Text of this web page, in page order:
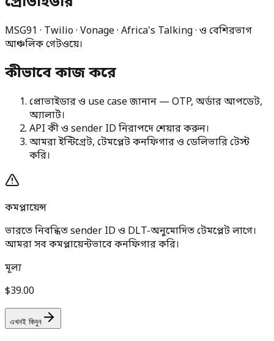
MSG91 · Twilio · Vonage · Africa's Talking · ও বেশিরভাগ
আঞ্চলিক গেটওয়ে।
কীভাবে কাজ করে
প্রোভাইডার ও use case জানান — OTP, অর্ডার আপডেট,
অ্যালার্ট।
API কী ও sender ID নিরাপদে শেয়ার করুন।
আমরা ইন্টিগ্রেট, টেমপ্লেট কনফিগার ও ডেলিভারি টেস্ট
করি।
কমপ্লায়েন্স
ভারতে নিবন্ধিত sender ID ও DLT-অনুমোদিত টেমপ্লেট লাগে।
আমরা সব কমপ্লায়েন্টভাবে কনফিগার করি।
মূল্য
$39.00
এখনই কিনুন